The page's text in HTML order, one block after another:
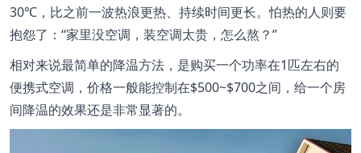
30℃，比之前一波热浪更热、持续时间更长。怕热的人则要
抱怨了：“家里没空调，装空调太贵，怎么熬？”
相对来说最简单的降温方法，是购买一个功率在1匹左右的
便携式空调，价格一般能控制在$500~$700之间，给一个房
间降温的效果还是非常显著的。